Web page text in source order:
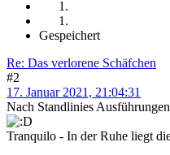
Gespeichert
Re: Das verlorene Schäfchen
#2
17. Januar 2021, 21:04:31
Nach Standlinies
Tranquilo - In der Ruhe liegt